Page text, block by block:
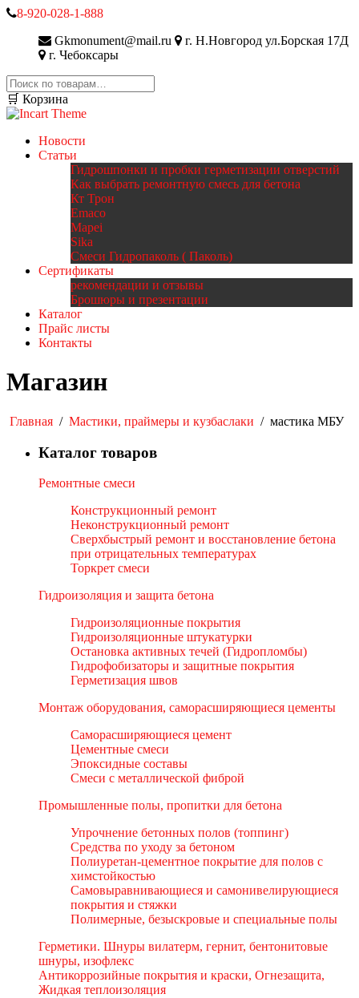
8-920-028-1-888
Gkmonument@mail.ru
г. Н.Новгород ул.Борская 17Д
г. Чебоксары
Искать:
🛒 Корзина
Новости
Статьи
Гидрошпонки и пробки герметизации отверстий
Как выбрать ремонтную смесь для бетона
Кт Трон
Emaco
Mapei
Sika
Смеси Гидропаколь ( Паколь)
Сертификаты
рекомендации и отзывы
Брошюры и презентации
Каталог
Прайс листы
Контакты
Магазин
Главная / Мастики, праймеры и кузбаслаки / мастика МБУ
Каталог товаров
Ремонтные смеси
Конструкционный ремонт
Неконструкционный ремонт
Сверхбыстрый ремонт и восстановление бетона
при отрицательных температурах
Торкрет смеси
Гидроизоляция и защита бетона
Гидроизоляционные покрытия
Гидроизоляционные штукатурки
Остановка активных течей (Гидропломбы)
Гидрофобизаторы и защитные покрытия
Герметизация швов
Монтаж оборудования, саморасширяющиеся цементы
Саморасширяющиеся цемент
Цементные смеси
Эпоксидные составы
Смеси с металлической фиброй
Промышленные полы, пропитки для бетона
Упрочнение бетонных полов (топпинг)
Средства по уходу за бетоном
Полиуретан-цементное покрытие для полов с
химстойкостью
Самовыравнивающиеся и самонивелирующиеся
покрытия и стяжки
Полимерные, безыскровые и специальные полы
Герметики. Шнуры вилатерм, гернит, бентонитовые
шнуры, изофлекс
Антикоррозийные покрытия и краски, Огнезащита,
Жидкая теплоизоляция